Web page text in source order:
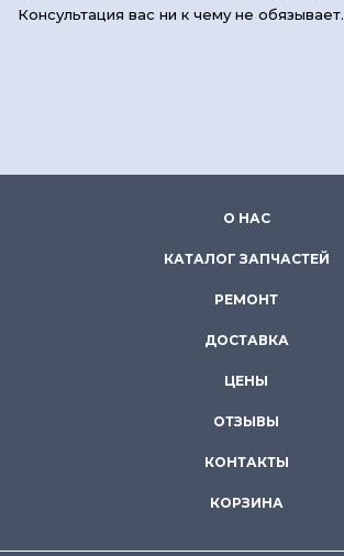
Консультация вас ни к чему не обязывает.
О НАС
КАТАЛОГ ЗАПЧАСТЕЙ
РЕМОНТ
ДОСТАВКА
ЦЕНЫ
ОТЗЫВЫ
КОНТАКТЫ
КОРЗИНА